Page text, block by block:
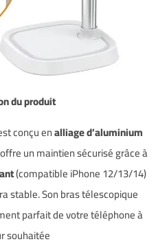
du produit :
conçu enalliage d’aluminium
un maintien sécurisé grâce à
(compatible iPhone 12/13/14)
stable. Son bras télescopique
parfait de votre téléphone à
souhaitée.